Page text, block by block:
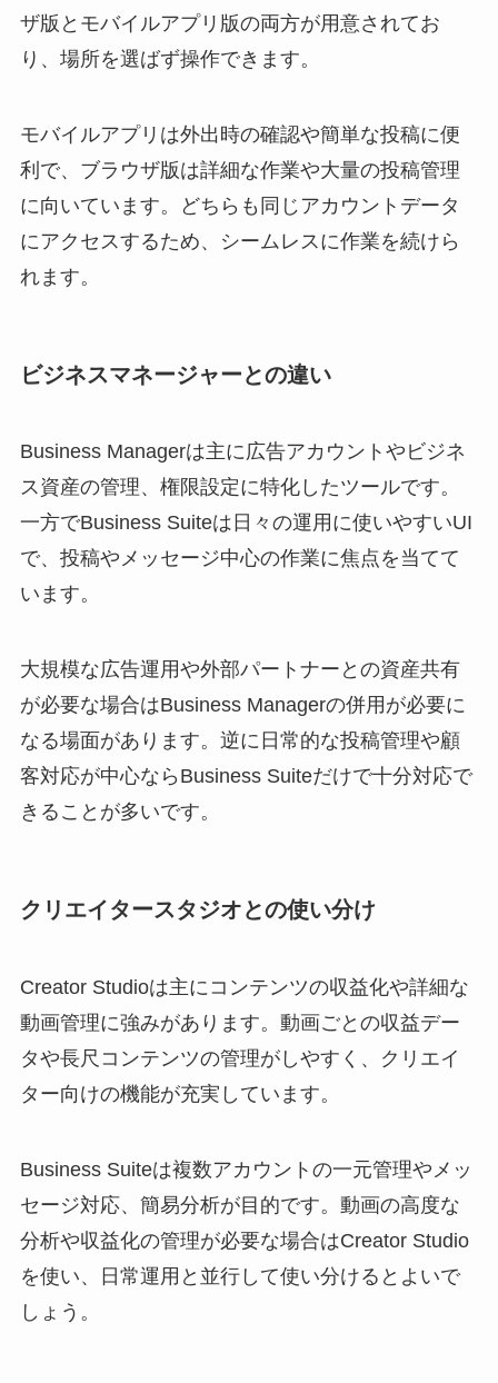
ザ版とモバイルアプリ版の両方が用意されてお
り、場所を選ばず操作できます。
モバイルアプリは外出時の確認や簡単な投稿に便
利で、ブラウザ版は詳細な作業や大量の投稿管理
に向いています。どちらも同じアカウントデータ
にアクセスするため、シームレスに作業を続けら
れます。
ビジネスマネージャーとの違い
Business Managerは主に広告アカウントやビジネ
ス資産の管理、権限設定に特化したツールです。
一方でBusiness Suiteは日々の運用に使いやすいUI
で、投稿やメッセージ中心の作業に焦点を当てて
います。
大規模な広告運用や外部パートナーとの資産共有
が必要な場合はBusiness Managerの併用が必要に
なる場面があります。逆に日常的な投稿管理や顧
客対応が中心ならBusiness Suiteだけで十分対応で
きることが多いです。
クリエイタースタジオとの使い分け
Creator Studioは主にコンテンツの収益化や詳細な
動画管理に強みがあります。動画ごとの収益デー
タや長尺コンテンツの管理がしやすく、クリエイ
ター向けの機能が充実しています。
Business Suiteは複数アカウントの一元管理やメッ
セージ対応、簡易分析が目的です。動画の高度な
分析や収益化の管理が必要な場合はCreator Studio
を使い、日常運用と並行して使い分けるとよいで
しょう。